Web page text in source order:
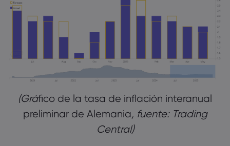
(Gráfico de la tasa de inflación interanual
preliminar de Alemania, fuente: Trading
Central)